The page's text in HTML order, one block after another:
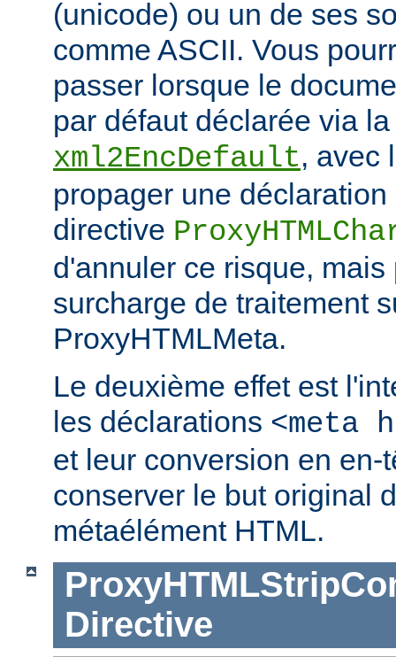
(unicode) ou un de ses
comme ASCII. Vous
passer lorsque le
par défaut déclarée via
xml2EncDefault, avec
propager une
directive
d'annuler ce risque,
surcharge de traitement
ProxyHTMLMeta.
Le deuxième effet est
les déclarations <meta
et leur conversion en en-
conserver le but original
métaélément HTML.
Directive